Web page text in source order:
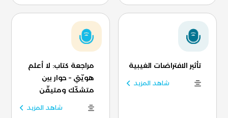
تأثير الافتراضات الغيبية
شاهد المزيد
مراجعة كتاب: لا أعلم
هويّتي – حوار بين
متشكّك ومتيقّن
شاهد المزيد